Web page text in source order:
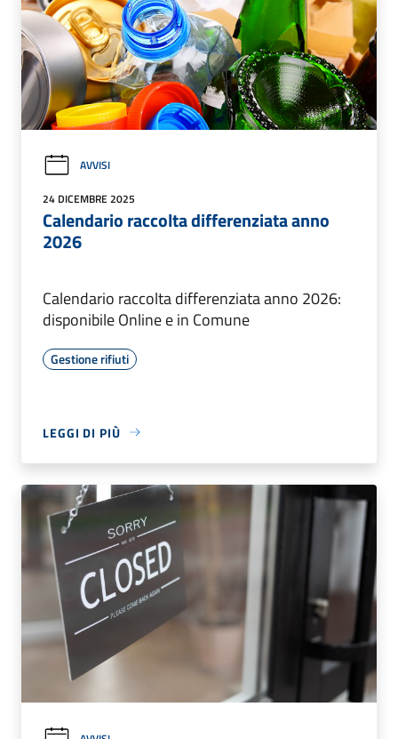
AVVISI
24 DICEMBRE 2025
Calendario raccolta differenziata anno
2026
Calendario raccolta differenziata anno 2026:
disponibile Online e in Comune
Gestione rifiuti
LEGGI DI PIÙ